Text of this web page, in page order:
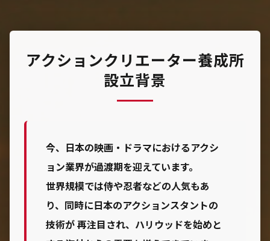
アクションクリエーター養成所
設立背景
今、日本の映画・ドラマにおけるアクシ
ョン業界が過渡期を迎えています。
世界規模では侍や忍者などの人気もあ
り、同時に日本のアクションスタントの
技術が 再注目され、ハリウッドを始めと